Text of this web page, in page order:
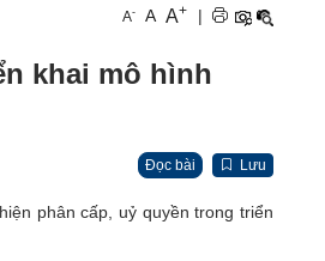
A- A A+ |
khai mô hình
Đọc bài Lưu
phân cấp, uỷ quyền trong triển